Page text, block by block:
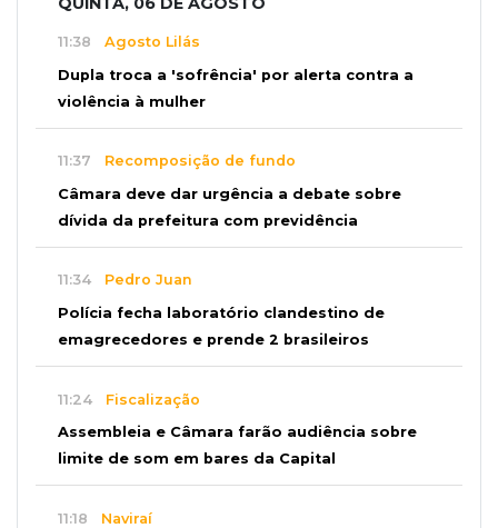
11:38 Agosto Lilás
Dupla troca a 'sofrência' por alerta contra a
violência à mulher
11:37 Recomposição de fundo
Câmara deve dar urgência a debate sobre
dívida da prefeitura com previdência
11:34 Pedro Juan
Polícia fecha laboratório clandestino de
emagrecedores e prende 2 brasileiros
11:24 Fiscalização
Assembleia e Câmara farão audiência sobre
limite de som em bares da Capital
11:18 Naviraí